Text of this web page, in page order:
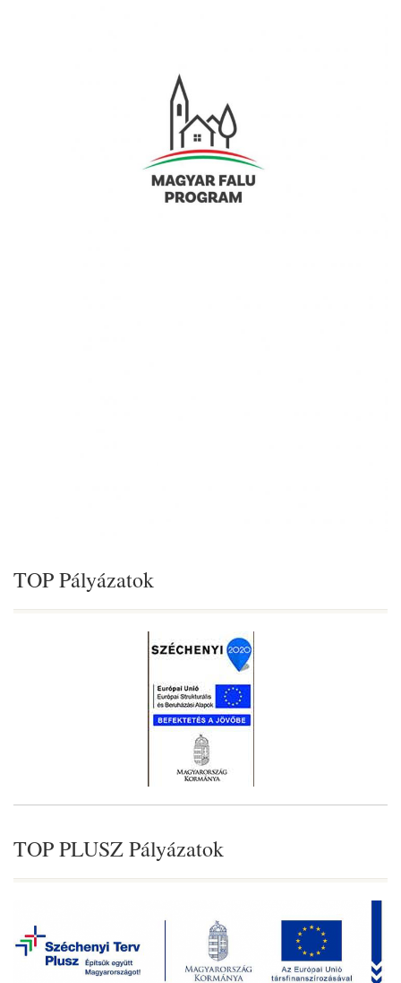
TOP Pályázatok
TOP PLUSZ Pályázatok